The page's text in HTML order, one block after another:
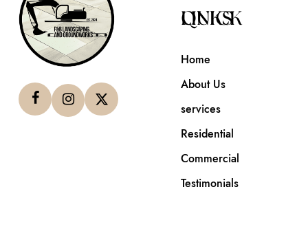
QUICK LINKS
Home
About Us
services
Residential
Commercial
Testimonials